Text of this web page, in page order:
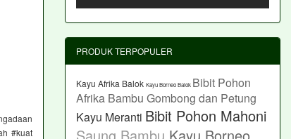
#kuat
PRODUK TERPOPULER
Kayu Afrika Balok Kayu Borneo Balok Bibit Pohon
Afrika Bambu Gombong dan Petung
Kayu Meranti Bibit Pohon Mahoni
Saung Bambu Kayu Borneo